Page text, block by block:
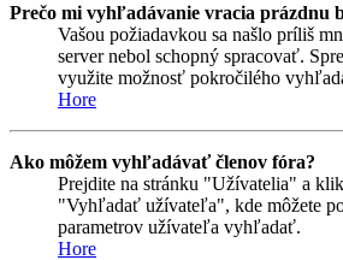
Prečo mi vyhľadávanie vracia prázdnu
Vašou požiadavkou sa našlo príliš
server nebol schopný spracovať.
využite možnosť pokročilého
Hore
Ako môžem vyhľadávať členov fóra?
Prejdite na stránku "Užívatelia" a
"Vyhľadať užívateľa", kde môžete
parametrov užívateľa vyhľadať.
Hore